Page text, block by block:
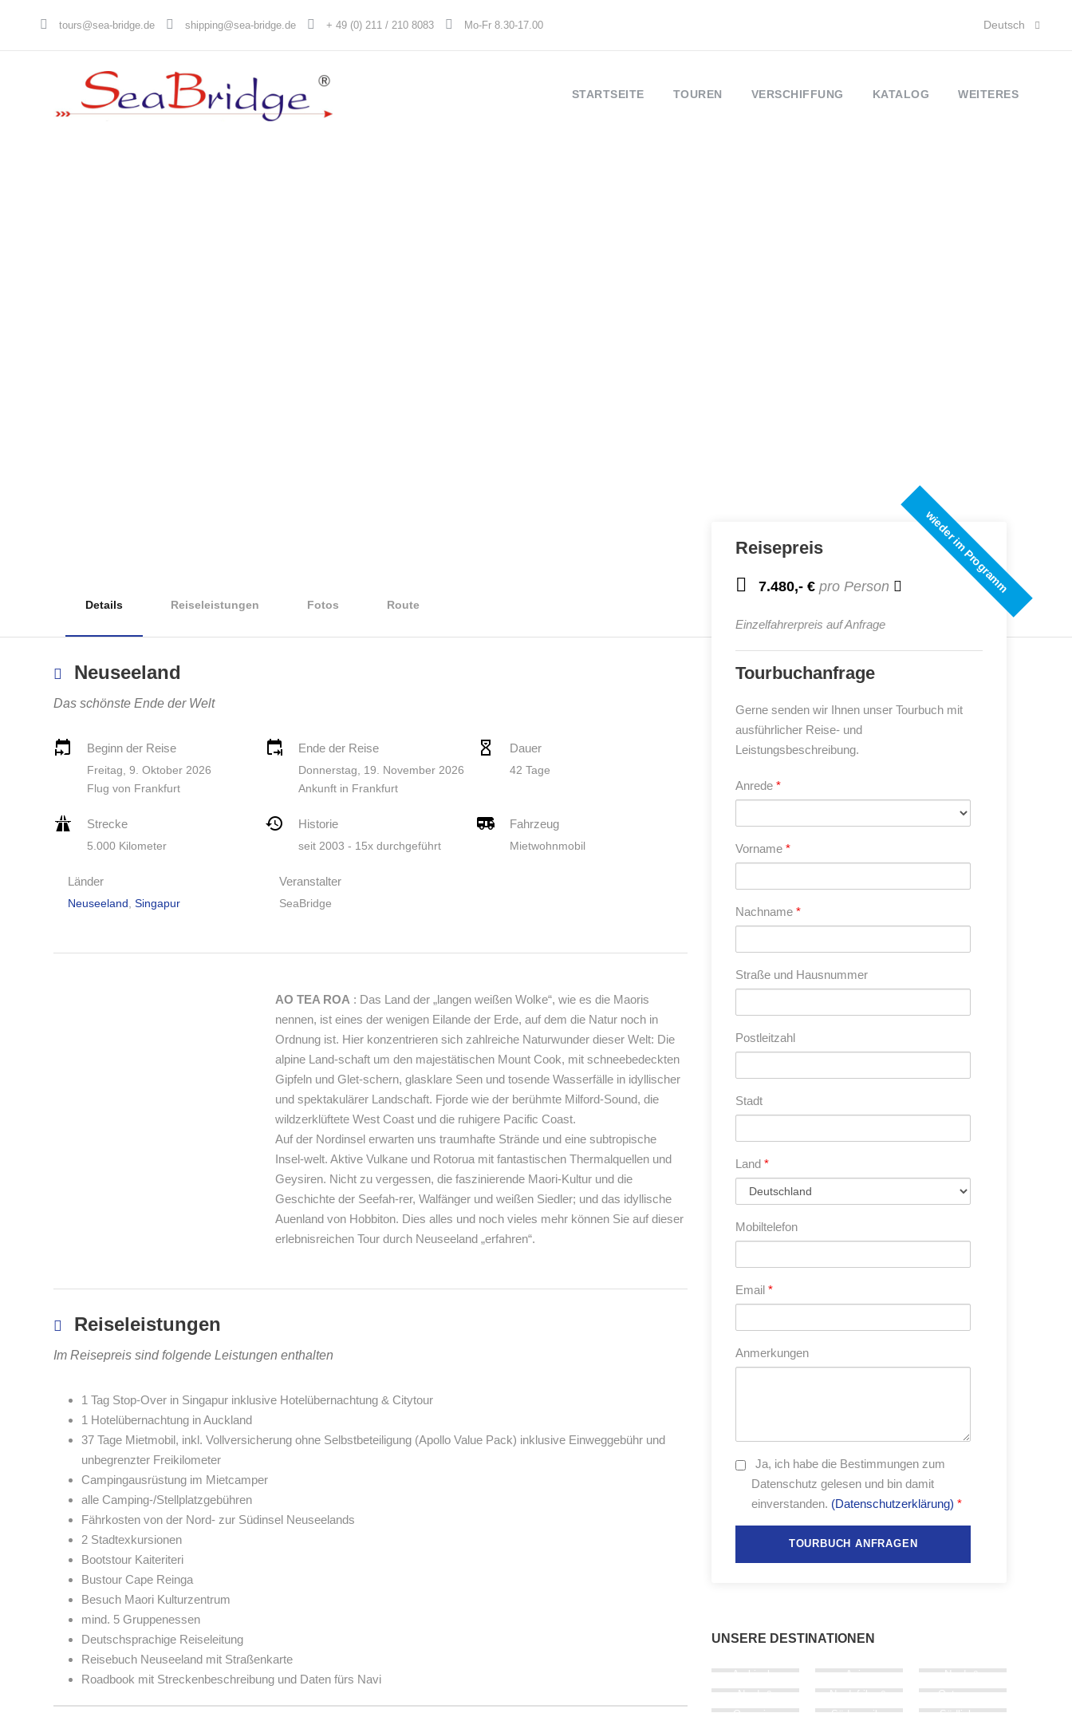
tours@sea-bridge.de shipping@sea-bridge.de + 49 (0) 211 / 210 8083 Mo-Fr 8.30-17.00 Deutsch
STARTSEITE TOUREN VERSCHIFFUNG KATALOG WEITERES
wieder im Programm
Reisepreis
7.480,- € pro Person
Einzelfahrerpreis auf Anfrage
Tourbuchanfrage
Gerne senden wir Ihnen unser Tourbuch mit
ausführlicher Reise- und
Leistungsbeschreibung.
Anrede *
Vorname *
Nachname *
Straße und Hausnummer
Postleitzahl
Stadt
Land *
Mobiltelefon
Email *
Anmerkungen
Ja, ich habe die Bestimmungen zum
Datenschutz gelesen und bin damit
einverstanden. (Datenschutzerklärung) *
UNSERE DESTINATIONEN
Arabische
Halbinsel
Asien
Nord- &
Mittel­amerika
Nord- &
West­europa
Nordafrika &
Südeuropa
Osteuropa
Ozeanien
Süd­amerika
Südliches
Details Reiseleistungen Fotos Route
Neuseeland
Das schönste Ende der Welt
Beginn der Reise
Freitag, 9. Oktober 2026
Flug von Frankfurt
Ende der Reise
Donnerstag, 19. November 2026
Ankunft in Frankfurt
Dauer
42 Tage
Strecke
5.000 Kilometer
Historie
seit 2003 - 15x durchgeführt
Fahrzeug
Mietwohnmobil
Länder
Neuseeland Singapur
Veranstalter
SeaBridge
AO TEA ROA : Das Land der „langen weißen Wolke“, wie es die Maoris
nennen, ist eines der wenigen Eilande der Erde, auf dem die Natur noch in
Ordnung ist. Hier konzentrieren sich zahlreiche Naturwunder dieser Welt: Die
alpine Land-schaft um den majestätischen Mount Cook, mit schneebedeckten
Gipfeln und Glet-schern, glasklare Seen und tosende Wasserfälle in idyllischer
und spektakulärer Landschaft. Fjorde wie der berühmte Milford-Sound, die
wildzerklüftete West Coast und die ruhigere Pacific Coast.
Auf der Nordinsel erwarten uns traumhafte Strände und eine subtropische
Insel-welt. Aktive Vulkane und Rotorua mit fantastischen Thermalquellen und
Geysiren. Nicht zu vergessen, die faszinierende Maori-Kultur und die
Geschichte der Seefah-rer, Walfänger und weißen Siedler; und das idyllische
Auenland von Hobbiton. Dies alles und noch vieles mehr können Sie auf dieser
erlebnisreichen Tour durch Neuseeland „erfahren“.
Reiseleistungen
Im Reisepreis sind folgende Leistungen enthalten
1 Tag Stop-Over in Singapur inklusive Hotelübernachtung & Citytour
1 Hotelübernachtung in Auckland
37 Tage Mietmobil, inkl. Vollversicherung ohne Selbstbeteiligung (Apollo Value Pack) inklusive Einweggebühr und
unbegrenzter Freikilometer
Campingausrüstung im Mietcamper
alle Camping-/Stellplatzgebühren
Fährkosten von der Nord- zur Südinsel Neuseelands
2 Stadtexkursionen
Bootstour Kaiteriteri
Bustour Cape Reinga
Besuch Maori Kulturzentrum
mind. 5 Gruppenessen
Deutschsprachige Reiseleitung
Reisebuch Neuseeland mit Straßenkarte
Roadbook mit Streckenbeschreibung und Daten fürs Navi